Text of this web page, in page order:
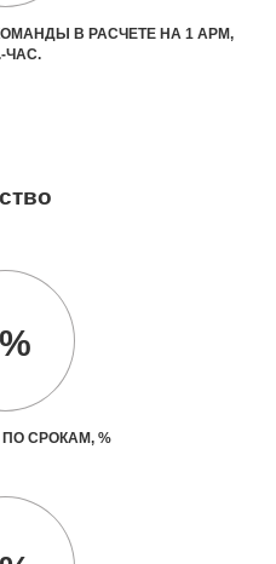
В РАСЧЕТЕ НА 1 АРМ,
ЧАС.
СРОКАМ, %